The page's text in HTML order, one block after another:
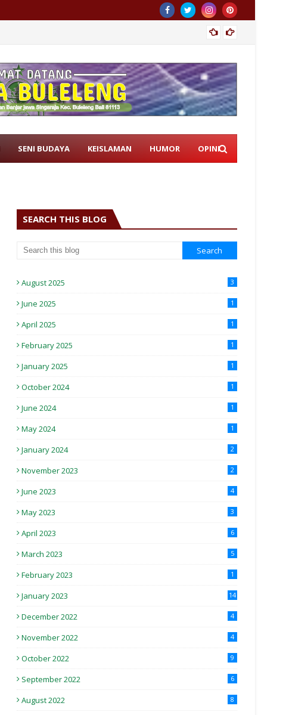
SENI BUDAYA KEISLAMAN HUMOR OPINI
SEARCH THIS BLOG
August 2025 3
June 2025 1
April 2025 1
February 2025 1
January 2025 1
October 2024 1
June 2024 1
May 2024 1
January 2024 2
November 2023 2
June 2023 4
May 2023 3
April 2023 6
March 2023 5
February 2023 1
January 2023 14
December 2022 4
November 2022 4
October 2022 9
September 2022 6
August 2022 8